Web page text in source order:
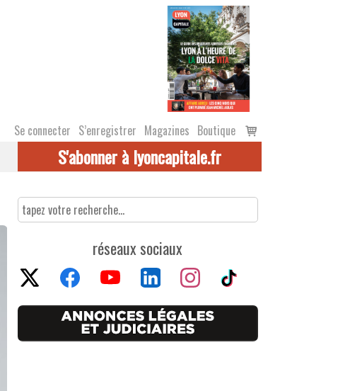
Se connecter S’enregistrer Magazines Boutique
Voir
le
S'abonner à lyoncapitale.fr
réseaux sociaux